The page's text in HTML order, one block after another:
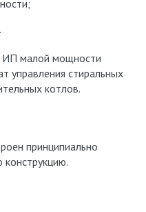
ИП малой мощности
управления стиральных
котлов.
принципиально